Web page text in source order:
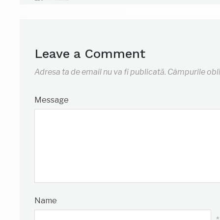
Leave a Comment
Adresa ta de email nu va fi publicată. Câmpurile
Message
Name